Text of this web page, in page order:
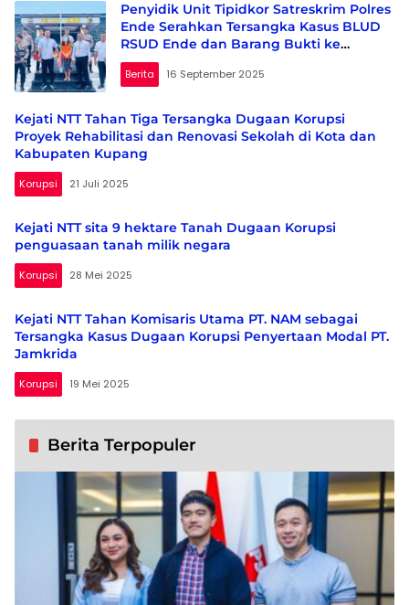
Penyidik Unit Tipidkor Satreskrim Polres
Ende Serahkan Tersangka Kasus BLUD
RSUD Ende dan Barang Bukti ke
Kejaksaan
Berita 16 September 2025
Kejati NTT Tahan Tiga Tersangka Dugaan Korupsi
Proyek Rehabilitasi dan Renovasi Sekolah di Kota dan
Kabupaten Kupang
Korupsi 21 Juli 2025
Kejati NTT sita 9 hektare Tanah Dugaan Korupsi
penguasaan tanah milik negara
Korupsi 28 Mei 2025
Kejati NTT Tahan Komisaris Utama PT. NAM sebagai
Tersangka Kasus Dugaan Korupsi Penyertaan Modal PT.
Jamkrida
Korupsi 19 Mei 2025
Berita Terpopuler